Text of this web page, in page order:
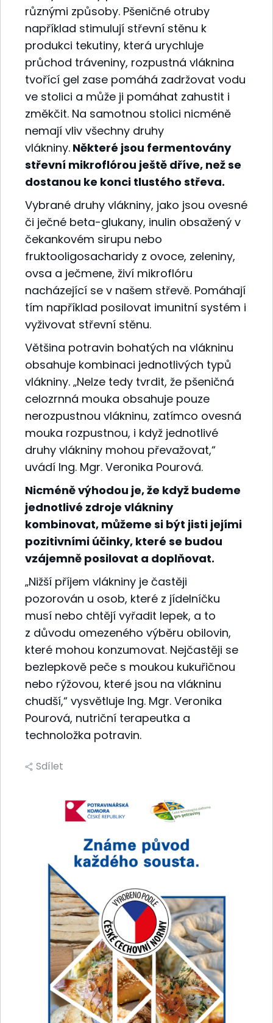
různými způsoby. Pšeničné otruby
například stimulují střevní stěnu k
produkci tekutiny, která urychluje
průchod tráveniny, rozpustná vláknina
tvořící gel zase pomáhá zadržovat vodu
ve stolici a může ji pomáhat zahustit i
změkčit. Na samotnou stolici nicméně
nemají vliv všechny druhy
vlákniny. Některé jsou fermentovány
střevní mikroflórou ještě dříve, než se
dostanou ke konci tlustého střeva.
Vybrané druhy vlákniny, jako jsou ovesné
či ječné beta-glukany, inulin obsažený v
čekankovém sirupu nebo
fruktooligosacharidy z ovoce, zeleniny,
ovsa a ječmene, živí mikroflóru
nacházející se v našem střevě. Pomáhají
tím například posilovat imunitní systém i
vyživovat střevní stěnu.
Většina potravin bohatých na vlákninu
obsahuje kombinaci jednotlivých typů
vlákniny. „Nelze tedy tvrdit, že pšeničná
celozrnná mouka obsahuje pouze
nerozpustnou vlákninu, zatímco ovesná
mouka rozpustnou, i když jednotlivé
druhy vlákniny mohou převažovat,“
uvádí Ing. Mgr. Veronika Pourová.
Nicméně výhodou je, že když budeme
jednotlivé zdroje vlákniny
kombinovat, můžeme si být jisti jejími
pozitivními účinky, které se budou
vzájemně posilovat a doplňovat.
„Nižší příjem vlákniny je častěji
pozorován u osob, které z jídelníčku
musí nebo chtějí vyřadit lepek, a to
z důvodu omezeného výběru obilovin,
které mohou konzumovat. Nejčastěji se
bezlepkově peče s moukou kukuřičnou
nebo rýžovou, které jsou na vlákninu
chudší,“ vysvětluje Ing. Mgr. Veronika
Pourová, nutriční terapeutka a
technoložka potravin.
Sdílet